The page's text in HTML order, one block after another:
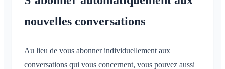
nouvelles conversations
Au lieu de vous abonner individuellement aux
conversations qui vous concernent, vous pouvez aussi